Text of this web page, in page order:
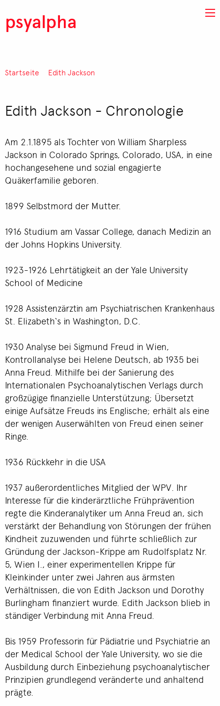
psyalpha
Pfadnavigation
Startseite Edith Jackson
Edith Jackson - Chronologie
Am 2.1.1895 als Tochter von William Sharpless
Jackson in Colorado Springs, Colorado, USA, in eine
hochangesehene und sozial engagierte
Quäkerfamilie geboren.
1899 Selbstmord der Mutter.
1916 Studium am Vassar College, danach Medizin an
der Johns Hopkins University.
1923-1926 Lehrtätigkeit an der Yale University
School of Medicine
1928 Assistenzärztin am Psychiatrischen Krankenhaus
St. Elizabeth`s in Washington, D.C.
1930 Analyse bei Sigmund Freud in Wien,
Kontrollanalyse bei Helene Deutsch, ab 1935 bei
Anna Freud. Mithilfe bei der Sanierung des
Internationalen Psychoanalytischen Verlags durch
großzügige finanzielle Unterstützung; Übersetzt
einige Aufsätze Freuds ins Englische; erhält als eine
der wenigen Auserwählten von Freud einen seiner
Ringe.
1936 Rückkehr in die USA
1937 außerordentliches Mitglied der WPV. Ihr
Interesse für die kinderärztliche Frühprävention
regte die Kinderanalytiker um Anna Freud an, sich
verstärkt der Behandlung von Störungen der frühen
Kindheit zuzuwenden und führte schließlich zur
Gründung der Jackson-Krippe am Rudolfsplatz Nr.
5, Wien I., einer experimentellen Krippe für
Kleinkinder unter zwei Jahren aus ärmsten
Verhältnissen, die von Edith Jackson und Dorothy
Burlingham finanziert wurde. Edith Jackson blieb in
ständiger Verbindung mit Anna Freud.
Bis 1959 Professorin für Pädiatrie und Psychiatrie an
der Medical School der Yale University, wo sie die
Ausbildung durch Einbeziehung psychoanalytischer
Prinzipien grundlegend veränderte und anhaltend
prägte.